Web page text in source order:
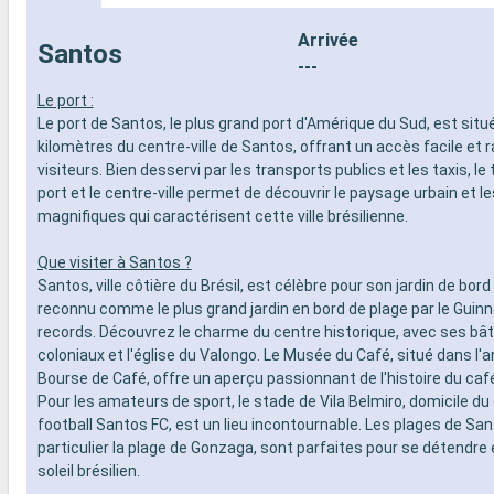
- Activités récréatives pour enfants
- Personnel qualifié multilingue
AUTRES PRIVILÈGES
- Points MSC Voyagers Club
- 20% de
SPORT ET
Broadway
- Espace
-
- Salle de
- Activités
- Activités
SERVICES
- Personnel
AUTRES
- Points
Santos
Arrivée
---
Le port :
Le port de Santos, le plus grand port d'Amérique du Sud, est
kilomètres du centre-ville de Santos, offrant un accès facile et
visiteurs. Bien desservi par les transports publics et les taxis, le
port et le centre-ville permet de découvrir le paysage urbain et
magnifiques qui caractérisent cette ville brésilienne.
Que visiter à Santos ?
Santos, ville côtière du Brésil, est célèbre pour son jardin de bord
reconnu comme le plus grand jardin en bord de plage par le
records. Découvrez le charme du centre historique, avec ses
coloniaux et l'église du Valongo. Le Musée du Café, situé dans
Bourse de Café, offre un aperçu passionnant de l'histoire du
Pour les amateurs de sport, le stade de Vila Belmiro, domicile du
football Santos FC, est un lieu incontournable. Les plages de
particulier la plage de Gonzaga, sont parfaites pour se détendre
soleil brésilien.